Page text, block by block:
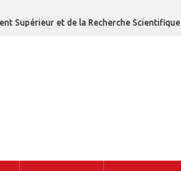
Supérieur et de la Recherche Scientifique